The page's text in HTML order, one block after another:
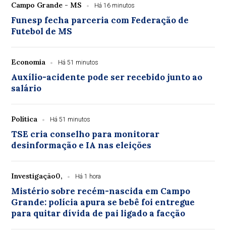
Campo Grande - MS Há 16 minutos
Funesp fecha parceria com Federação de
Futebol de MS
Economia Há 51 minutos
Auxílio-acidente pode ser recebido junto ao
salário
Política Há 51 minutos
TSE cria conselho para monitorar
desinformação e IA nas eleições
Investigação0, Há 1 hora
Mistério sobre recém-nascida em Campo
Grande: polícia apura se bebê foi entregue
para quitar dívida de pai ligado a facção